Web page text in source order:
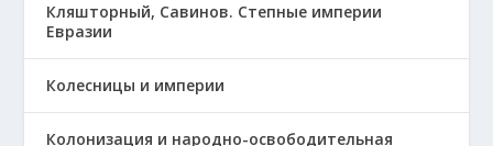
Кляшторный, Савинов. Степные империи
Евразии
Колесницы и империи
Колонизация и народно-освободительная